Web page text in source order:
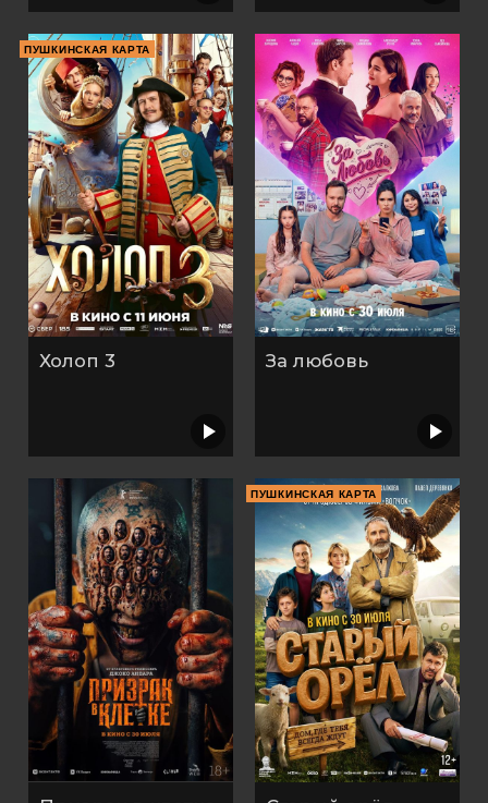
ПУШКИНСКАЯ КАРТА
Холоп 3 За любовь
ПУШКИНСКАЯ КАРТА